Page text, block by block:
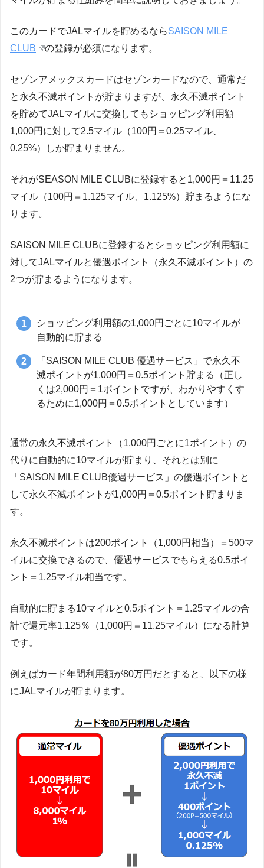
このカードでJALマイルを貯めるならSAISON MILE
CLUB
の登録が必須になります。
セゾンアメックスカードはセゾンカードなので、通常だ
と永久不滅ポイントが貯まりますが、永久不滅ポイント
を貯めてJALマイルに交換してもショッピング利用額
1,000円に対して2.5マイル（100円＝0.25マイル、
0.25%）しか貯まりません。
それがSEASON MILE CLUBに登録すると1,000円＝11.25
マイル（100円＝1.125マイル、1.125%）貯まるようにな
ります。
SAISON MILE CLUBに登録するとショッピング利用額に
対してJALマイルと優遇ポイント（永久不滅ポイント）の
2つが貯まるようになります。
ショッピング利用額の1,000円ごとに10マイルが
自動的に貯まる
「SAISON MILE CLUB 優遇サービス」で永久不
滅ポイントが1,000円＝0.5ポイント貯まる（正し
くは2,000円＝1ポイントですが、わかりやすくす
るために1,000円＝0.5ポイントとしています）
通常の永久不滅ポイント（1,000円ごとに1ポイント）の
代りに自動的に10マイルが貯まり、それとは別に
「SAISON MILE CLUB優遇サービス」の優遇ポイントと
して永久不滅ポイントが1,000円＝0.5ポイント貯まりま
す。
永久不滅ポイントは200ポイント（1,000円相当）＝500マ
イルに交換できるので、優遇サービスでもらえる0.5ポイ
ント＝1.25マイル相当です。
自動的に貯まる10マイルと0.5ポイント＝1.25マイルの合
計で還元率1.125％（1,000円＝11.25マイル）になる計算
です。
例えばカード年間利用額が80万円だとすると、以下の様
にJALマイルが貯まります。